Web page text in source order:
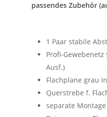
passendes Zubehör
1 Paar stabile
Profi-
Ausf.)
Flachplane grau
Querstrebe f.
separate